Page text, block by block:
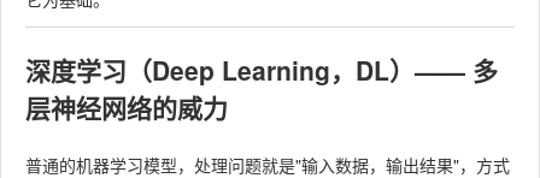
深度学习（Deep Learning，DL）—— 多
层神经网络的威力
普通的机器学习模型，处理问题就是"输入数据，输出结果"，方式